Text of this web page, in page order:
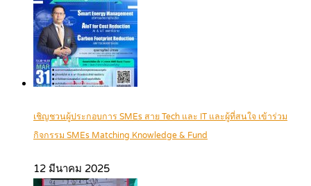
เชิญชวนผู้ประกอบการ SMEs สาย Tech และ IT และผู้ที่สนใจ เข้าร่วม
กิจกรรม SMEs Matching Knowledge & Fund
12 มีนาคม 2025